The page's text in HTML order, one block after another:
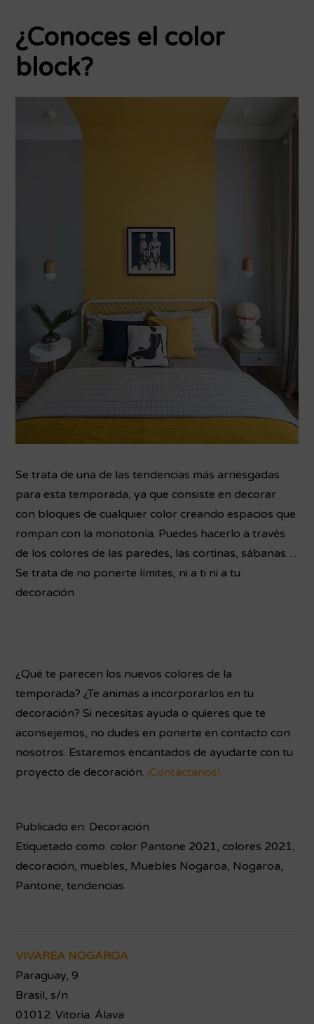
¿Conoces el color
block?
Se trata de una de las tendencias más arriesgadas
para esta temporada, ya que consiste en decorar
con bloques de cualquier color creando espacios que
rompan con la monotonía. Puedes hacerlo a través
de los colores de las paredes, las cortinas, sábanas…
Se trata de no ponerte límites, ni a ti ni a tu
decoración
¿Qué te parecen los nuevos colores de la
temporada? ¿Te animas a incorporarlos en tu
decoración? Si necesitas ayuda o quieres que te
aconsejemos, no dudes en ponerte en contacto con
nosotros. Estaremos encantados de ayudarte con tu
proyecto de decoración. ¡Contáctanos!
Publicado en: Decoración
Etiquetado como: color Pantone 2021, colores 2021,
decoración, muebles, Muebles Nogaroa, Nogaroa,
Pantone,tendencias
Footer
VIVAREA NOGAROA
Paraguay, 9
Brasil, s/n
01012. Vitoria. Álava